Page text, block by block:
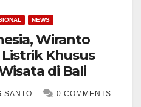
NEWS
Wiranto
Khusus
di Bali
SANTO 0 COMMENTS